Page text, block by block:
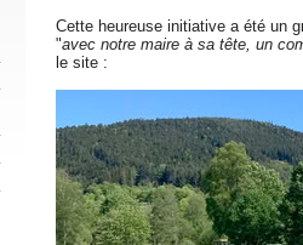
Cette heureuse initiative a été un
"avec notre maire à sa tête, un
le site :